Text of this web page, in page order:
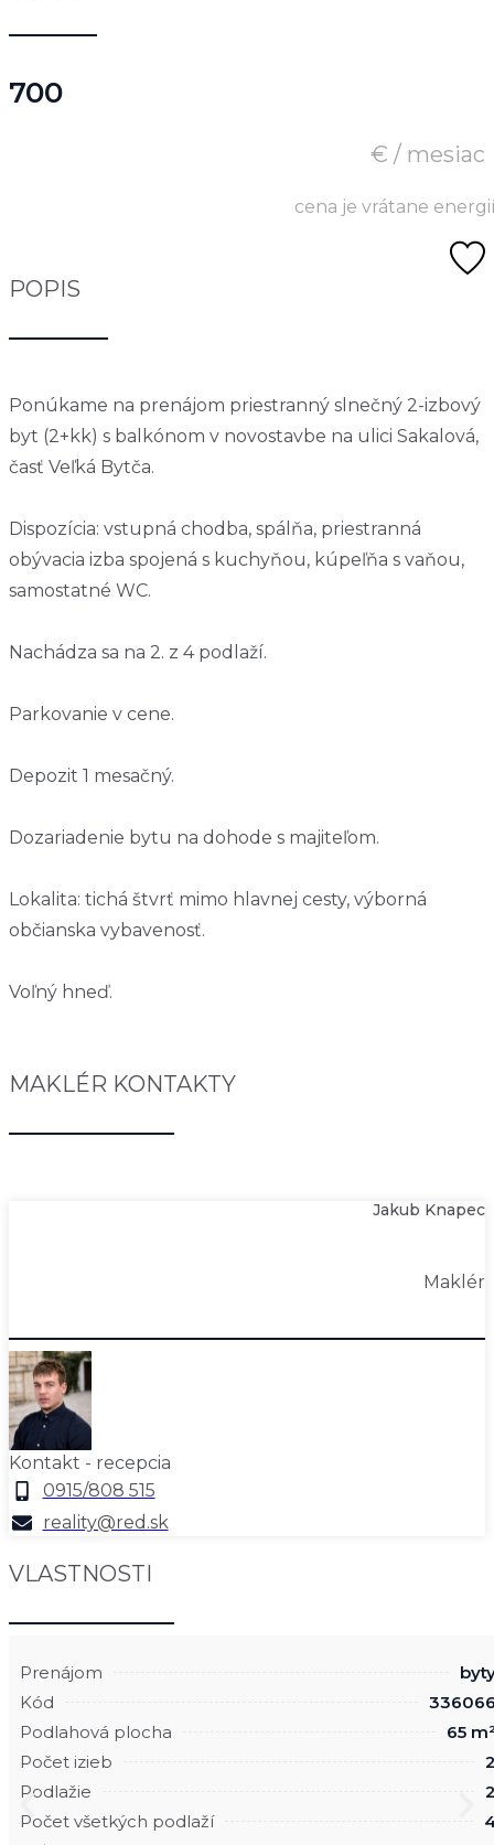
700
€ / mesiac
cena je vrátane
POPIS
Ponúkame na prenájom priestranný slnečný 2-izbový
byt (2+kk) s balkónom v novostavbe na ulici Sakalová,
časť Veľká Bytča.
Dispozícia: vstupná chodba, spálňa, priestranná
obývacia izba spojená s kuchyňou, kúpeľňa s vaňou,
samostatné WC.
Nachádza sa na 2. z 4 podlaží.
Parkovanie v cene.
Depozit 1 mesačný.
Dozariadenie bytu na dohode s majiteľom.
Lokalita: tichá štvrť mimo hlavnej cesty, výborná
občianska vybavenosť.
Voľný hneď.
MAKLÉR KONTAKTY
Jakub Knapec
Maklér
Kontakt - recepcia
0915/808 515
reality@red.sk
VLASTNOSTI
Prenájom
Kód
Podlahová plocha
65
Počet izieb
Podlažie
Počet všetkých podlaží